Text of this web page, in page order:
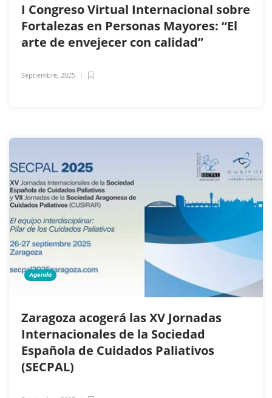
I Congreso Virtual Internacional sobre
Fortalezas en Personas Mayores: “El
arte de envejecer con calidad”
Septiembre, 2025
Agenda
Zaragoza acogerá las XV Jornadas
Internacionales de la Sociedad
Española de Cuidados Paliativos
(SECPAL)